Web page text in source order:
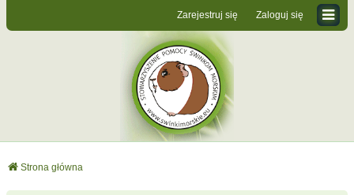
Zaloguj się
Zarejestruj się
Strona główna